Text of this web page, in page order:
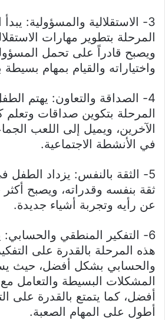
3- الاستقلالية والمسؤولية:
المرحلة بتطوير مهارات
ويصبح قادراً على تحمل
واختياراته والقيام بمهام
4- الصداقة والتعاون: يهتم
المرحلة بتكوين صداقات وتعلم
الآخرين، ويميل إلى اللعب
في الأنشطة الاجتماعية.
ثقة بنفسه وقدراته، ويصبح أكثر
عن رأيه وتجربة أشياء جديدة.
6- التفكير المنطقي
هذه المرحلة بالقدرة على
والحسابي بشكل أفضل، حيث
المشكلات البسيطة والتعامل
أفضل، كما يتمتع بالقدرة على
أطول على المهام الصعبة.